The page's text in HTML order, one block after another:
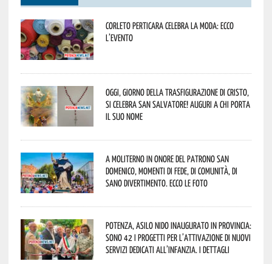
Corleto Perticara celebra la moda: ecco
l’evento
Oggi, giorno della Trasfigurazione di Cristo,
si celebra San Salvatore! Auguri a chi porta
il suo nome
A Moliterno in onore del Patrono San
Domenico, momenti di fede, di comunità, di
sano divertimento. Ecco le foto
Potenza, asilo nido inaugurato in provincia:
sono 42 i progetti per l’attivazione di nuovi
servizi dedicati all’infanzia. I dettagli